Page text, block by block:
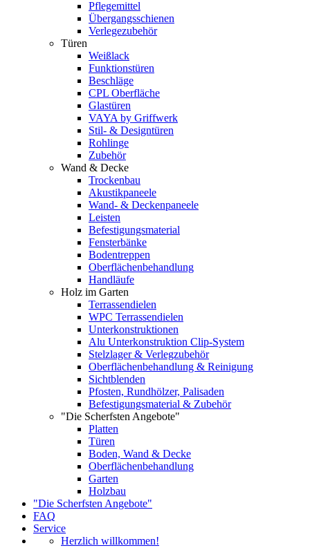
Pflegemittel
Übergangsschienen
Verlegezubehör
Türen
Weißlack
Funktionstüren
Beschläge
CPL Oberfläche
Glastüren
VAYA by Griffwerk
Stil- & Designtüren
Rohlinge
Zubehör
Wand & Decke
Trockenbau
Akustikpaneele
Wand- & Deckenpaneele
Leisten
Befestigungsmaterial
Fensterbänke
Bodentreppen
Oberflächenbehandlung
Handläufe
Holz im Garten
Terrassendielen
WPC Terrassendielen
Unterkonstruktionen
Alu Unterkonstruktion Clip-System
Stelzlager & Verlegzubehör
Oberflächenbehandlung & Reinigung
Sichtblenden
Pfosten, Rundhölzer, Palisaden
Befestigungsmaterial & Zubehör
"Die Scherfsten Angebote"
Platten
Türen
Boden, Wand & Decke
Oberflächenbehandlung
Garten
Holzbau
"Die Scherfsten Angebote"
FAQ
Service
Herzlich willkommen!